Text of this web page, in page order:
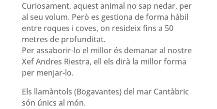
Curiosament, aquest animal no sap nedar, per
al seu volum. Però es gestiona de forma hàbil
entre roques i coves, on resideix fins a 50
metres de profunditat.
Per assaborir-lo el millor és demanar al nostre
Xef Andres Riestra, ell els dirà la millor forma
per menjar-lo.
Els llamàntols (Bogavantes) del mar Cantàbric
són únics al món.